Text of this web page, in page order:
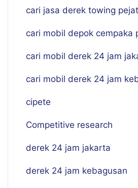
cari jasa derek towing
cari mobil depok cempaka
cari mobil derek 24 jam
cari mobil derek 24 jam
cipete
Competitive research
derek 24 jam jakarta
derek 24 jam kebagusan